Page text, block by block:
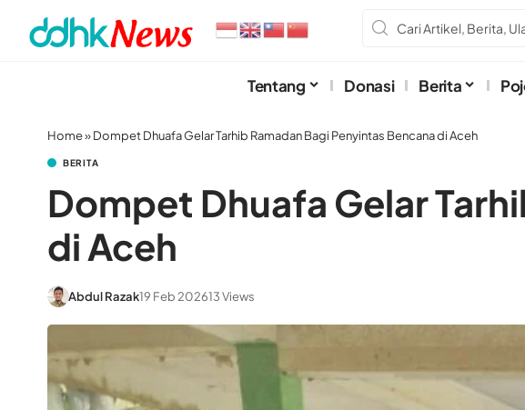
Tentang Donasi Berita
Home»Dompet Dhuafa Gelar Tarhib Ramadan Bagi Penyintas Bencana di Aceh
BERITA
Dompet Dhuafa Gelar
di Aceh
Abdul Razak19 Feb 202613 Views